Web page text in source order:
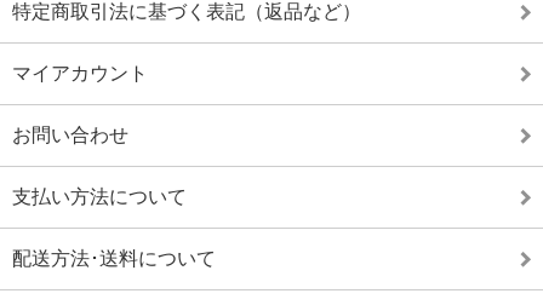
特定商取引法に基づく表記（返品など）
マイアカウント
お問い合わせ
支払い方法について
配送方法･送料について